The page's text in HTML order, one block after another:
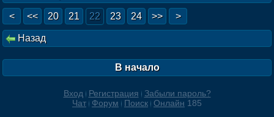
< << 20 21 22 23 24 >> >
Назад
В начало
Вход Регистрация
Забыли пароль?
Чат
Форум Поиск Онлайн 185